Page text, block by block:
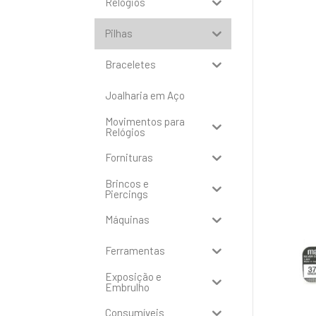
Pilhas
Braceletes
Joalharia em Aço
Movimentos para
Relógios
Fornituras
Brincos e
Piercings
Máquinas
Ferramentas
Exposição e
Embrulho
Consumíveis